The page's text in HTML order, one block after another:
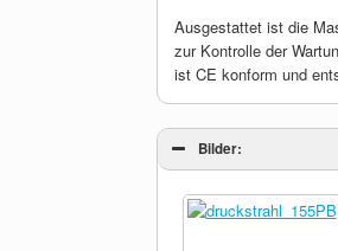
Ausgestattet ist die
zur Kontrolle der
ist CE konform und
Bilder: